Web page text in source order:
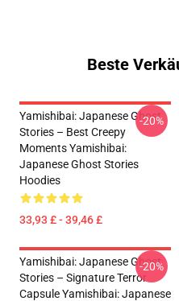
Beste
Yamishibai: Japanese Ghost
Stories – Best Creepy
Moments Yamishibai:
Japanese Ghost Stories
Hoodies
33,93 £ - 39,46 £
-20%
Yamishibai: Japanese Ghost
Stories – Signature Terror
Capsule Yamishibai: Japanese
-20%